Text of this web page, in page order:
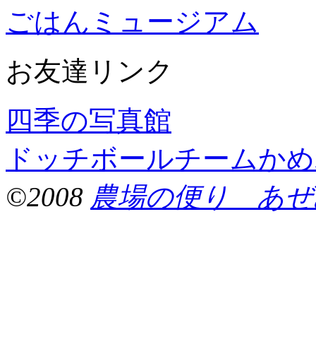
ごはんミュージアム
お友達リンク
四季の写真館
ドッチボールチームか
©2008 農場の便り あぜ